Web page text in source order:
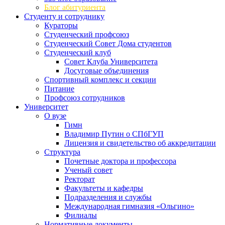
Блог абитуриента
Студенту и сотруднику
Кураторы
Студенческий профсоюз
Студенческий Совет Дома студентов
Студенческий клуб
Совет Клуба Университета
Досуговые объединения
Спортивный комплекс и секции
Питание
Профсоюз сотрудников
Университет
О вузе
Гимн
Владимир Путин о СПбГУП
Лицензия и свидетельство об аккредитации
Структура
Почетные доктора и профессора
Ученый совет
Ректорат
Факультеты и кафедры
Подразделения и службы
Международная гимназия «Ольгино»
Филиалы